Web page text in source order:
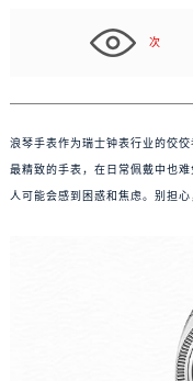
次
浪琴手表作为瑞士钟表行业的佼
最精致的手表，在日常佩戴中也
人可能会感到困惑和焦虑。别担